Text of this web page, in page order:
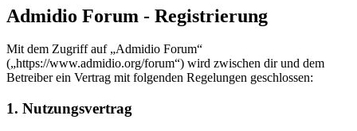
Admidio Forum - Registrierung
Mit dem Zugriff auf „Admidio Forum“
(„https://www.admidio.org/forum“) wird zwischen dir und dem
Betreiber ein Vertrag mit folgenden Regelungen geschlossen:
1. Nutzungsvertrag